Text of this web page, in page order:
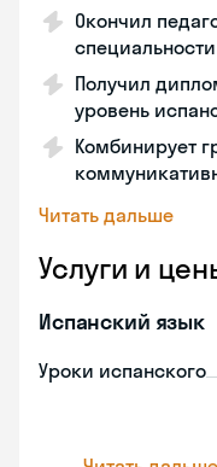
Окончил
Получил
уровень
Комбинирует
Читать дальше
Услуги и
Испанский язык
Уроки испанского